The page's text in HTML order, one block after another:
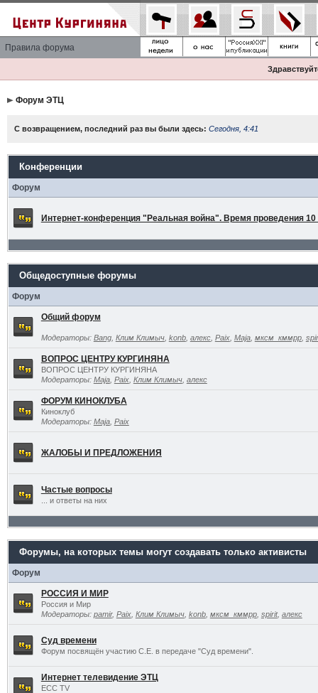
Правила форума
Форум ЭТЦ
С возвращением, последний раз вы были здесь: Сегодня, 4:41
Конференции
Форум
Интернет-конференция "Реальная война". Время проведения 10
Общедоступные форумы
Форум
Общий форум
Модераторы: Bang, Клим Климыч, konb, алекс, Paix, Maja, мксм_кммрр,
ВОПРОС ЦЕНТРУ КУРГИНЯНА
ВОПРОС ЦЕНТРУ КУРГИНЯНА
Модераторы: Maja, Paix, Клим Климыч, алекс
ФОРУМ КИНОКЛУБА
Киноклуб
Модераторы: Maja, Paix
ЖАЛОБЫ И ПРЕДЛОЖЕНИЯ
Частые вопросы
... и ответы на них
Форумы, на которых темы могут создавать только активисты
Форум
РОССИЯ И МИР
Россия и Мир
Модераторы: pamir, Paix, Клим Климыч, konb, мксм_кммрр, spirit, алекс
Суд времени
Форум посвящён участию С.Е. в передаче "Суд времени".
Интернет телевидение ЭТЦ
ECC TV